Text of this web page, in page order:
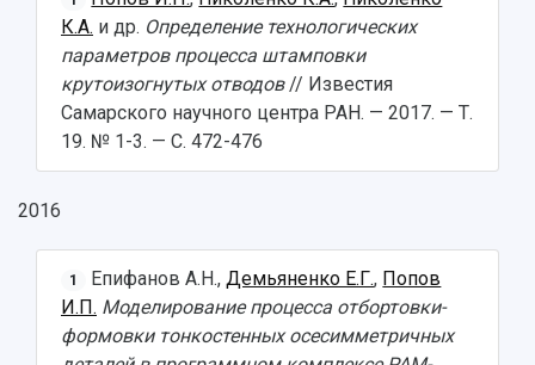
К.А. и др. Определение технологических
параметров процесса штамповки
крутоизогнутых отводов// Известия
Самарского научного центра РАН. — 2017. — Т.
19. № 1-3. — С. 472-476
2016
1 Епифанов А.Н.,Демьяненко Е.Г., Попов
И.П. Моделирование процесса отбортовки-
формовки тонкостенных осесимметричных